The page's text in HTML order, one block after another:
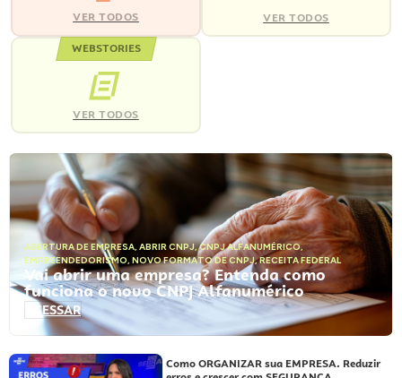
VER TODOS VER TODOS
WEBSTORIES
VER TODOS
ABERTURA DE EMPRESA, ABRIR CNPJ,CNPJ ALFANUMÉRICO,
EMPREENDEDORISMO, NOVO FORMATO DE CNPJ,RECEITA FEDERAL
Vai abrir uma empresa? Entenda como
funciona o novo CNPJ Alfanumérico
ACESSAR
Como ORGANIZAR sua EMPRESA. Reduzir